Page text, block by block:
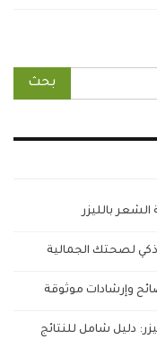
بالليزر
ذكي لصحتك الجمالية
وإرشادات موثوقة
دليل شامل للنتائج